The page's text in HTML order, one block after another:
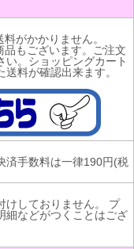
がかかりません。
もございます。ご注文
い。ショッピングカート
料が確認出来ます。
済手数料は一律190円(税
しておりません。 プ
などがつくことはござ